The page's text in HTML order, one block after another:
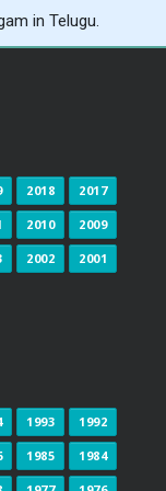
in Telugu.
2018 2017
2010 2009
2002 2001
1993 1992
1985 1984